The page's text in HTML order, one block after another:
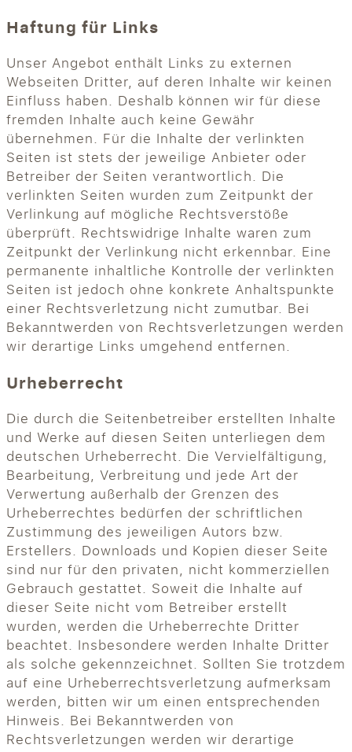
Haftung für Links
Unser Angebot enthält Links zu externen
Webseiten Dritter, auf deren Inhalte wir keinen
Einfluss haben. Deshalb können wir für diese
fremden Inhalte auch keine Gewähr
übernehmen. Für die Inhalte der verlinkten
Seiten ist stets der jeweilige Anbieter oder
Betreiber der Seiten verantwortlich. Die
verlinkten Seiten wurden zum Zeitpunkt der
Verlinkung auf mögliche Rechtsverstöße
überprüft. Rechtswidrige Inhalte waren zum
Zeitpunkt der Verlinkung nicht erkennbar. Eine
permanente inhaltliche Kontrolle der verlinkten
Seiten ist jedoch ohne konkrete Anhaltspunkte
einer Rechtsverletzung nicht zumutbar. Bei
Bekanntwerden von Rechtsverletzungen werden
wir derartige Links umgehend entfernen.
Urheberrecht
Die durch die Seitenbetreiber erstellten Inhalte
und Werke auf diesen Seiten unterliegen dem
deutschen Urheberrecht. Die Vervielfältigung,
Bearbeitung, Verbreitung und jede Art der
Verwertung außerhalb der Grenzen des
Urheberrechtes bedürfen der schriftlichen
Zustimmung des jeweiligen Autors bzw.
Erstellers. Downloads und Kopien dieser Seite
sind nur für den privaten, nicht kommerziellen
Gebrauch gestattet. Soweit die Inhalte auf
dieser Seite nicht vom Betreiber erstellt
wurden, werden die Urheberrechte Dritter
beachtet. Insbesondere werden Inhalte Dritter
als solche gekennzeichnet. Sollten Sie trotzdem
auf eine Urheberrechtsverletzung aufmerksam
werden, bitten wir um einen entsprechenden
Hinweis. Bei Bekanntwerden von
Rechtsverletzungen werden wir derartige